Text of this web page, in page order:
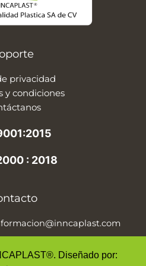
privacidad
y condiciones
: 2018
Diseñado por: